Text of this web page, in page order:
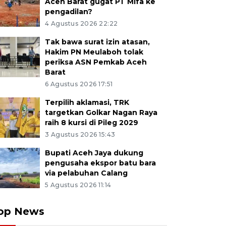
pengadilan?
4 Agustus 2026 22:22
Tak bawa surat izin atasan,
Hakim PN Meulaboh tolak
periksa ASN Pemkab Aceh
Barat
6 Agustus 2026 17:51
Terpilih aklamasi, TRK
targetkan Golkar Nagan Raya
raih 8 kursi di Pileg 2029
3 Agustus 2026 15:43
Bupati Aceh Jaya dukung
pengusaha ekspor batu bara
via pelabuhan Calang
5 Agustus 2026 11:14
News